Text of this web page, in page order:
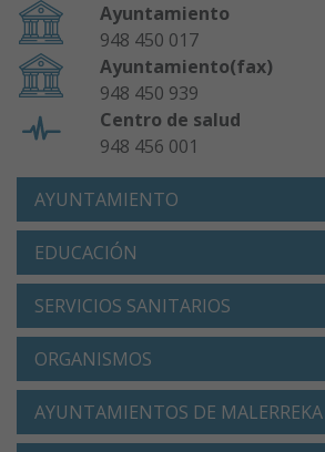
Ayuntamiento
948 450 017
Ayuntamiento(fax)
948 450 939
Centro de salud
948 456 001
AYUNTAMIENTO
EDUCACIÓN
SERVICIOS SANITARIOS
ORGANISMOS
AYUNTAMIENTOS DE MALERREKA